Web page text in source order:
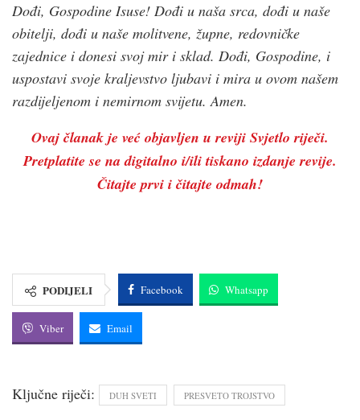
Dođi, Gospodine Isuse! Dođi u naša srca, dođi u naše
obitelji, dođi u naše molitvene, župne, redovničke
zajednice i donesi svoj mir i sklad. Dođi, Gospodine, i
uspostavi svoje kraljevstvo ljubavi i mira u ovom našem
razdijeljenom i nemirnom svijetu. Amen.
Ovaj članak je već objavljen u reviji Svjetlo riječi.
Pretplatite se na digitalno i/ili tiskano izdanje revije.
Čitajte prvi i čitajte odmah!
PODIJELI Facebook Whatsapp
Viber Email
Ključne riječi: DUH SVETI PRESVETO TROJSTVO